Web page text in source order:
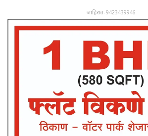
जाहिरात-9423439946